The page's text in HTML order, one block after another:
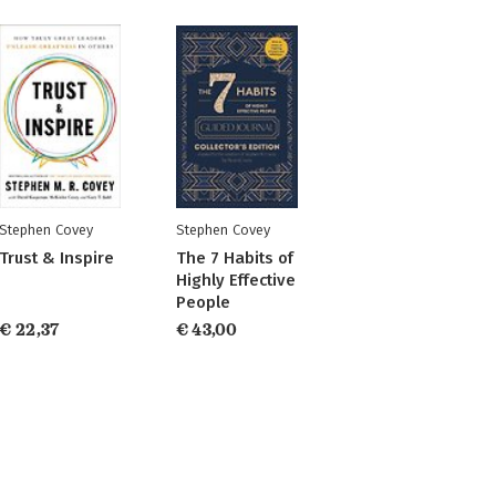
Stephen Covey
Trust & Inspire
€ 22,37
Stephen Covey
The 7 Habits of
Highly Effective
People
€ 43,00